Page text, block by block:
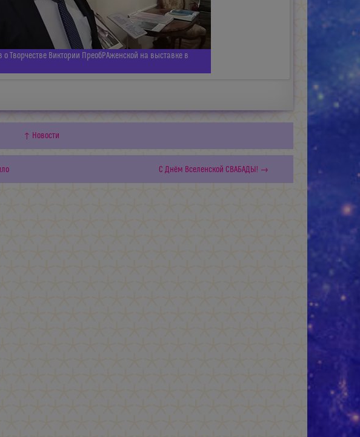
Творчестве Виктории ПреобРАженской на выставке в
↑ Новости
С Днём Вселенской СВАБАДЫ! →